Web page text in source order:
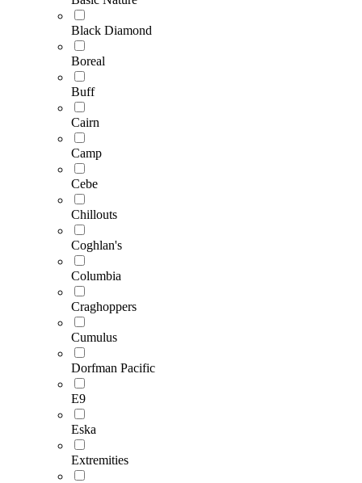
Black Diamond
Boreal
Buff
Cairn
Camp
Cebe
Chillouts
Coghlan's
Columbia
Craghoppers
Cumulus
Dorfman Pacific
E9
Eska
Extremities